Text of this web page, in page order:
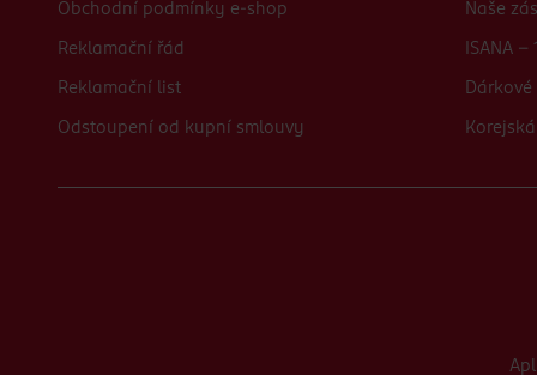
Obchodní podmínky e-shop
Reklamační řád
Reklamační list
Odstoupení od kupní smlouvy
Naše
ISANA